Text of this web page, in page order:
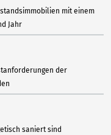
mit einem
Jahr
der
saniert sind